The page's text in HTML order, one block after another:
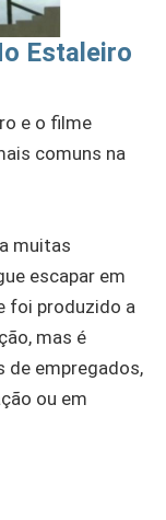
Estaleiro
e o filme
comuns na
muitas
escapar em
foi produzido a
mas é
de empregados,
ou em